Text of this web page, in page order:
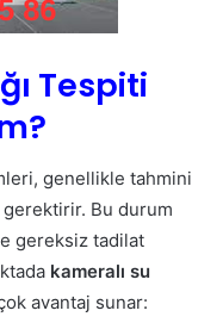
Tespiti
genellikle tahmini
Bu durum
gereksiz tadilat
kameralı su
avantaj sunar: